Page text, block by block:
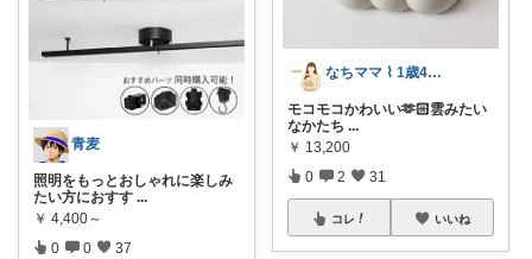
青麦
照明をもっとおしゃれに楽しみ
たい方におすす ...
￥ 4,400～
0 0 37
なちママ ⌇ 1歳4歳ママ
モコモコかわいい‪‪🫶🏻︎雲みたい
なかたち ...
￥ 13,200
0 2 31
コレ いいね